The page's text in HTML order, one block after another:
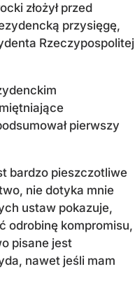
złożył przed
przysięgę,
Rzeczypospolitej
pierwszy
bardzo pieszczotliwe
nie dotyka mnie
ustaw pokazuje,
odrobinę kompromisu,
pisane jest
nawet jeśli mam